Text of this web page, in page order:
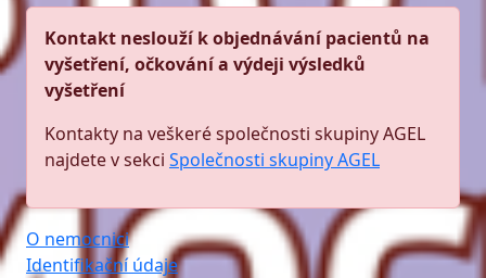
Kontakt neslouží k objednávání pacientů na
vyšetření, očkování a výdeji výsledků
vyšetření
Kontakty na veškeré společnosti skupiny AGEL
najdete v sekci Společnosti skupiny AGEL
O nemocnici
Identifikační údaje